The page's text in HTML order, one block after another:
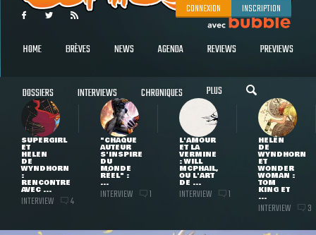
CONNEXION INSCRIPTION
HOME BRÈVES NEWS AGENDA REVIEWS PREVIEWS
DOSSIERS INTERVIEWS CHRONIQUES PLUS
SUPERGIRL
ET
HELEN
DE
WYNDHORN
:
RENCONTRE
AVEC ...
INTERVIEW 4
"CHAQUE
AUTEUR
S'INSPIRE
DU
MONDE
RÉEL" :
...
INTERVIEW 1
L'AMOUR
ET LA
VERMINE
: WILL
MCPHAIL,
OU L'ART
DE ...
INTERVIEW 1
HELEN
DE
WYNDHORN
ET
WONDER
WOMAN :
TOM
KING ET
...
INTERVIEW 3